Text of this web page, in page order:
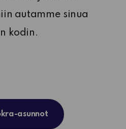
autamme sinua
kodin.
asunnot